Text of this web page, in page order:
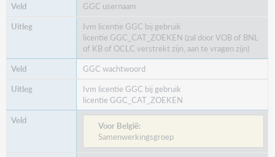
GGC usernaam
Ivm licentie GGC bij gebruik
licentie GGC_CAT_ZOEKEN (zal door VOB of BNL
of KB of OCLC verstrekt zijn, aan te vragen zijn)
GGC wachtwoord
Ivm licentie GGC bij gebruik
licentie GGC_CAT_ZOEKEN
Voor België:
Samenwerkingsgroep